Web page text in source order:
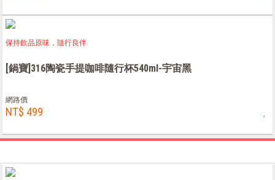
保持飲品原味，隨行良伴
[鍋寶]316陶瓷手提咖啡隨行杯540ml-宇宙黑
網路價
NT$ 499